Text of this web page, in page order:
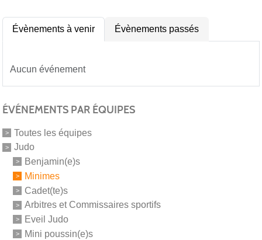
Évènements à venir Évènements passés
Aucun événement
ÉVÉNEMENTS PAR ÉQUIPES
Toutes les équipes
Judo
Benjamin(e)s
Minimes
Cadet(te)s
Arbitres et Commissaires sportifs
Eveil Judo
Mini poussin(e)s